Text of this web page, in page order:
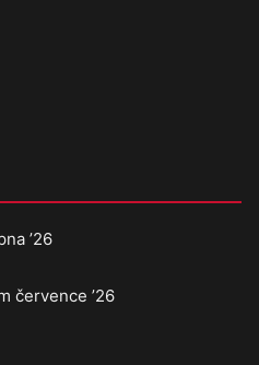
’26
července ’26